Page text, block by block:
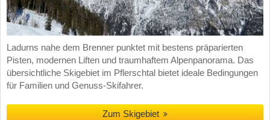
Ladurns nahe dem Brenner punktet mit bestens präparierten
Pisten, modernen Liften und traumhaftem Alpenpanorama. Das
übersichtliche Skigebiet im Pflerschtal bietet ideale Bedingungen
für Familien und Genuss-Skifahrer.
Zum Skigebiet